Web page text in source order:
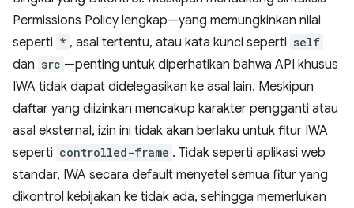
Permissions Policy lengkap—yang memungkinkan nilai
seperti * , asal tertentu, atau kata kunci seperti self
dan src —penting untuk diperhatikan bahwa API khusus
IWA tidak dapat didelegasikan ke asal lain. Meskipun
daftar yang diizinkan mencakup karakter pengganti atau
asal eksternal, izin ini tidak akan berlaku untuk fitur IWA
seperti controlled-frame . Tidak seperti aplikasi web
standar, IWA secara default menyetel semua fitur yang
dikontrol kebijakan ke tidak ada, sehingga memerlukan